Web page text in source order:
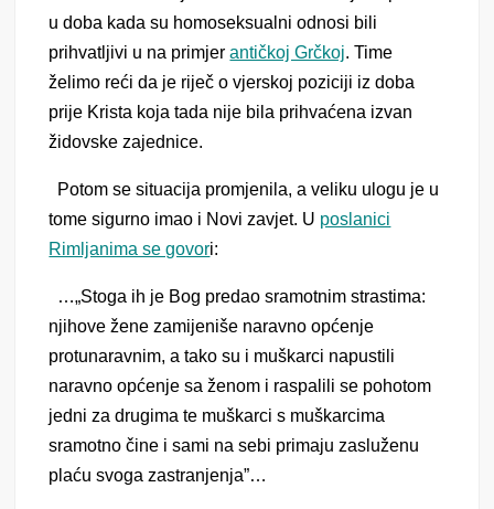
u doba kada su homoseksualni odnosi bili
prihvatljivi u na primjerantičkoj Grčkoj. Time
želimo reći da je riječ o vjerskoj poziciji iz doba
prije Krista koja tada nije bila prihvaćena izvan
židovske zajednice.
Potom se situacija promjenila, a veliku ulogu je u
tome sigurno imao i Novi zavjet. U poslanici
Rimljanima se govori:
…„Stoga ih je Bog predao sramotnim strastima:
njihove žene zamijeniše naravno općenje
protunaravnim, a tako su i muškarci napustili
naravno općenje sa ženom i raspalili se pohotom
jedni za drugima te muškarci s muškarcima
sramotno čine i sami na sebi primaju zasluženu
plaću svoga zastranjenja”…